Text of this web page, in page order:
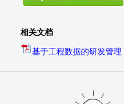
相关文档
基于工程数据的研发管理